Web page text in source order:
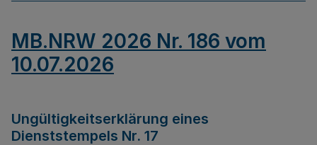
MB.NRW 2026 Nr. 186 vom
10.07.2026
Ungültigkeitserklärung eines
Dienststempels Nr. 17